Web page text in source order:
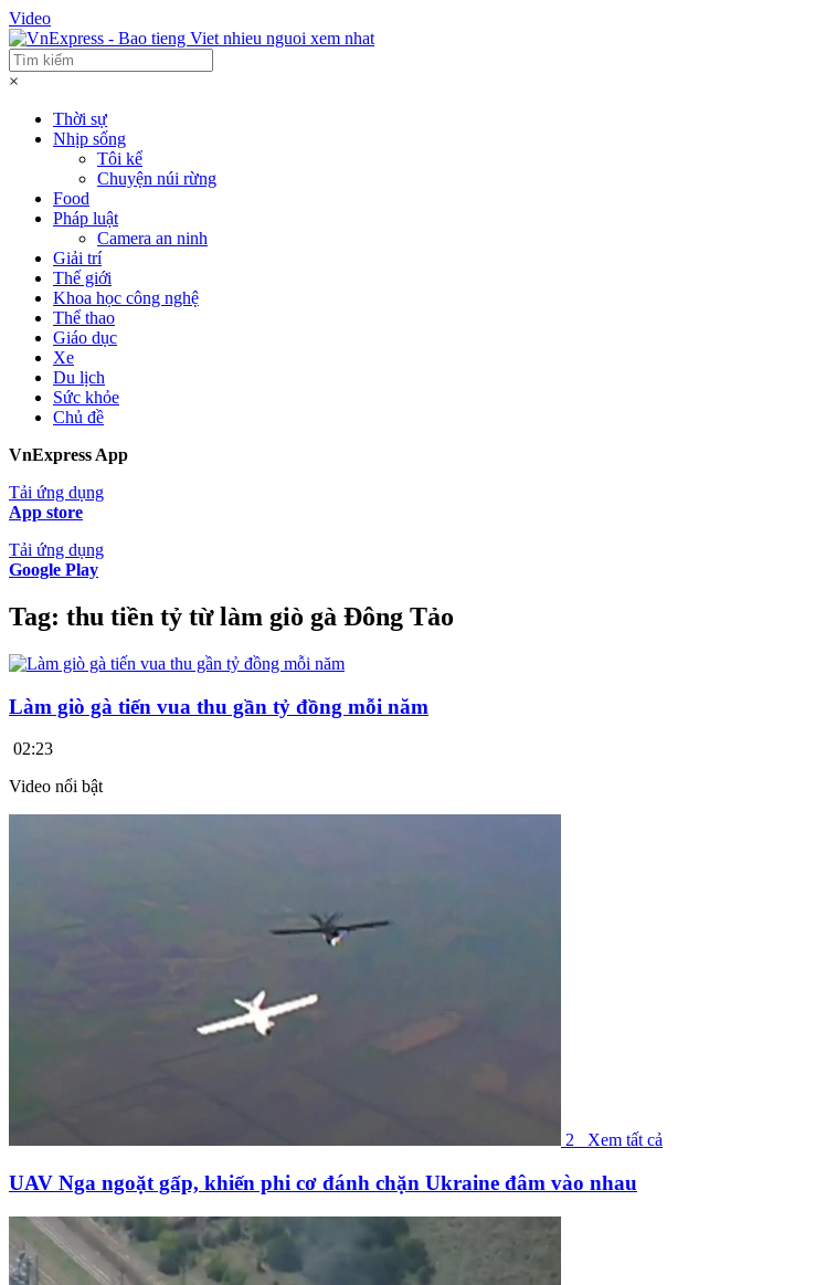
Video
×
Thời sự
Nhịp sống
Tôi kể
Chuyện núi rừng
Food
Pháp luật
Camera an ninh
Giải trí
Thế giới
Khoa học công nghệ
Thể thao
Giáo dục
Xe
Du lịch
Sức khỏe
Chủ đề
VnExpress App
Tải ứng dụng
App store
Tải ứng dụng
Google Play
Tag: thu tiền tỷ từ làm giò gà Đông Tảo
Làm giò gà tiến vua thu gần tỷ đồng mỗi năm
02:23
Video nổi bật
2 Xem tất cả
UAV Nga ngoặt gấp, khiến phi cơ đánh chặn Ukraine đâm vào nhau